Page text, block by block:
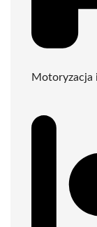
Motoryzacja